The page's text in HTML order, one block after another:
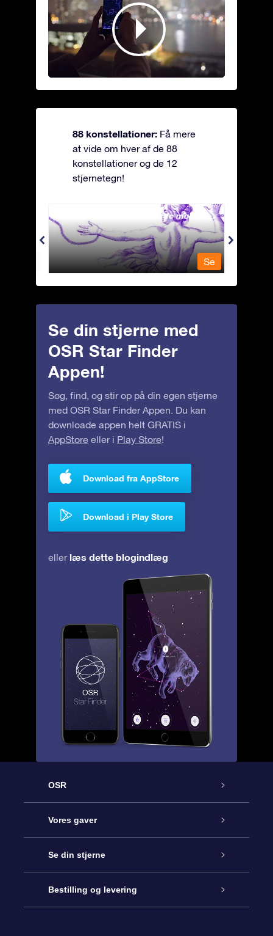
88 konstellationer: Få mere
at vide om hver af de 88
konstellationer og de 12
stjernetegn!
Andromeda - Den lænkede mø
Se
Se din stjerne med
OSR Star Finder
Appen!
Søg, find, og stir op på din egen stjerne
med OSR Star Finder Appen. Du kan
downloade appen helt GRATIS i
AppStore eller i Play Store!
Download fra AppStore
Download i Play Store
eller læs dette blogindlæg
OSR
Kundeservice
Kontakt os
Bloggen
Vores gaver
Online Stjernegave
OSR Gavepakke
Se din stjerne
Star Register
Bestilling og levering